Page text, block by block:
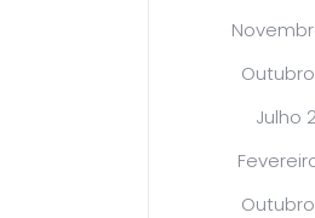
Julho